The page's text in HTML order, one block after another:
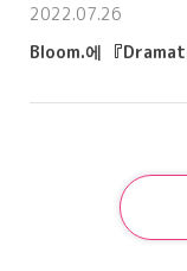
2022.07.26
Bloom.에 『